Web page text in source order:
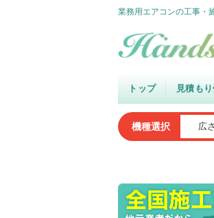
業務用エアコンの工事・
トップ 見積も
機種選択 広